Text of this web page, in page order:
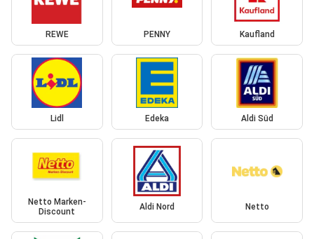
REWE PENNY Kaufland
Lidl Edeka Aldi Süd
Netto Marken-
Discount
Aldi Nord Netto